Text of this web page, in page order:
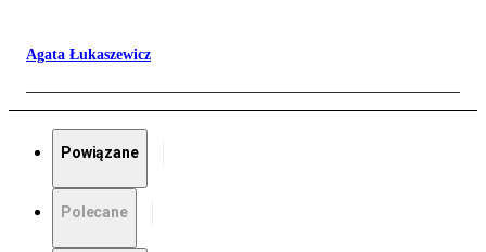
Agata Łukaszewicz
Powiązane
Polecane